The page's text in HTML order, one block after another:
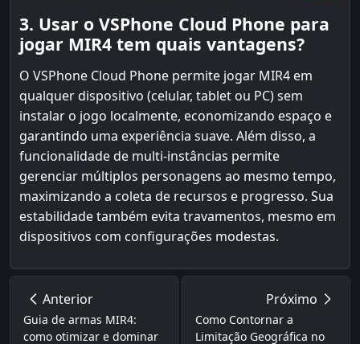
3. Usar o VSPhone Cloud Phone para
jogar MIR4 tem quais vantagens?
O VSPhone Cloud Phone permite jogar MIR4 em
qualquer dispositivo (celular, tablet ou PC) sem
instalar o jogo localmente, economizando espaço e
garantindo uma experiência suave. Além disso, a
funcionalidade de multi-instâncias permite
gerenciar múltiplos personagens ao mesmo tempo,
maximizando a coleta de recursos e progresso. Sua
estabilidade também evita travamentos, mesmo em
dispositivos com configurações modestas.
Anterior
Guia de armas MIR4:
como otimizar e dominar
Próximo
Como Contornar a
Limitação Geográfica no